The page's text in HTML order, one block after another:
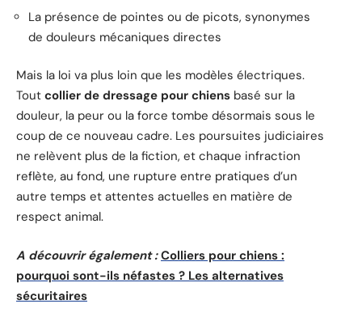
La présence de pointes ou de picots, synonymes
de douleurs mécaniques directes
Mais la loi va plus loin que les modèles électriques.
Tout collier de dressage pour chiens basé sur la
douleur, la peur ou la force tombe désormais sous le
coup de ce nouveau cadre. Les poursuites judiciaires
ne relèvent plus de la fiction, et chaque infraction
reflète, au fond, une rupture entre pratiques d’un
autre temps et attentes actuelles en matière de
respect animal.
A découvrir également : Colliers pour chiens :
pourquoi sont-ils néfastes ? Les alternatives
sécuritaires